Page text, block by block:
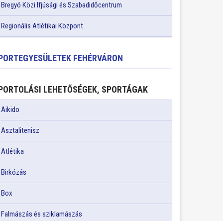
Bregyó Közi Ifjúsági és Szabadidőcentrum
Regionális Atlétikai Központ
FEHÉRVÁRON
LEHETŐSÉGEK, SPORTÁGAK
Aikido
Asztalitenisz
Atlétika
Birkózás
Box
Falmászás és sziklamászás